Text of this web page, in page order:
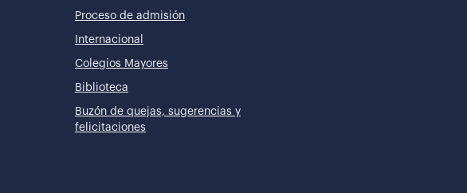
Proceso de admisión
Internacional
Colegios Mayores
Biblioteca
Buzón de quejas, sugerencias y
felicitaciones